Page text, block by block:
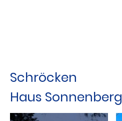
Schröcken
Haus Sonnenberg